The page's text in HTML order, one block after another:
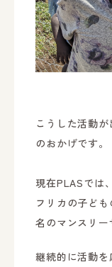
こうした活動
のおかげです。
現在PLASでは
フリカの子ど
名のマンスリー
継続的に活動